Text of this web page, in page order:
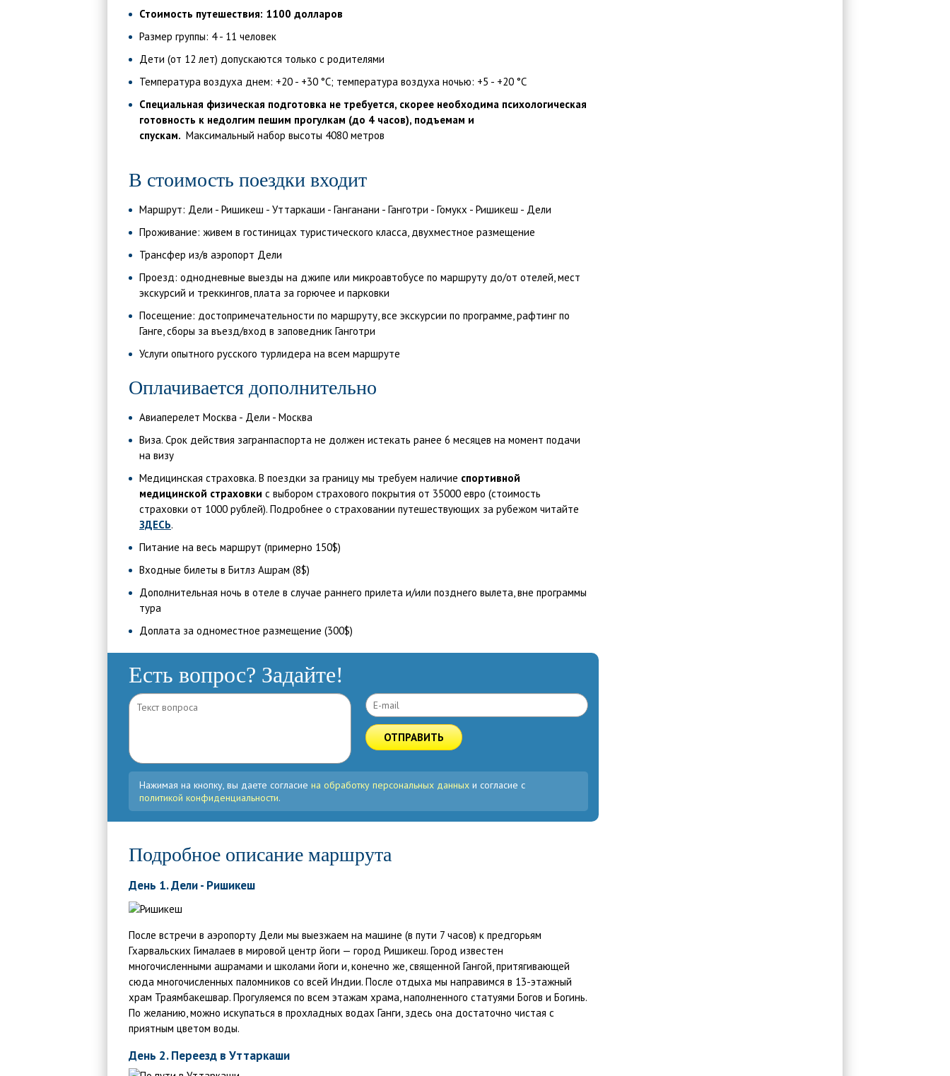
Стоимость путешествия: 1100 долларов
Размер группы: 4 - 11 человек
Дети (от 12 лет) допускаются только с родителями
Температура воздуха днем: +20 - +30 °С; температура воздуха ночью: +5 - +20 °С
Специальная физическая подготовка не требуется, скорее необходима психологическая
готовность к недолгим пешим прогулкам (до 4 часов), подъемам и
спускам. Максимальный набор высоты 4080 метров
В стоимость поездки входит
Маршрут: Дели - Ришикеш - Уттаркаши - Ганганани - Ганготри - Гомукх - Ришикеш - Дели
Проживание: живем в гостиницах туристического класса, двухместное размещение
Трансфер из/в аэропорт Дели
Проезд: однодневные выезды на джипе или микроавтобусе по маршруту до/от отелей, мест
экскурсий и треккингов, плата за горючее и парковки
Посещение: достопримечательности по маршруту, все экскурсии по программе, рафтинг по
Ганге, сборы за въезд/вход в заповедник Ганготри
Услуги опытного русского турлидера на всем маршруте
Оплачивается дополнительно
Авиаперелет Москва - Дели - Москва
Виза. Срок действия загранпаспорта не должен истекать ранее 6 месяцев на момент подачи
на визу
Медицинская страховка. В поездки за границу мы требуем наличие спортивной
медицинской страховки с выбором страхового покрытия от 35000 евро (стоимость
страховки от 1000 рублей). Подробнее о страховании путешествующих за рубежом читайте
ЗДЕСЬ.
Питание на весь маршрут (примерно 150$)
Входные билеты в Битлз Ашрам (8$)
Дополнительная ночь в отеле в случае раннего прилета и/или позднего вылета, вне программы
тура
Доплата за одноместное размещение (300$)
Есть вопрос? Задайте!
ОТПРАВИТЬ
Нажимая на кнопку, вы даете согласие на обработку персональных данных и согласие с
политикой конфиденциальности.
Подробное описание маршрута
День 1. Дели - Ришикеш
После встречи в аэропорту Дели мы выезжаем на машине (в пути 7 часов) к предгорьям
Гхарвальских Гималаев в мировой центр йоги — город Ришикеш. Город известен
многочисленными ашрамами и школами йоги и, конечно же, священной Гангой, притягивающей
сюда многочисленных паломников со всей Индии. После отдыха мы направимся в 13-этажный
храм Траямбакешвар. Прогуляемся по всем этажам храма, наполненного статуями Богов и Богинь.
По желанию, можно искупаться в прохладных водах Ганги, здесь она достаточно чистая с
приятным цветом воды.
День 2. Переезд в Уттаркаши